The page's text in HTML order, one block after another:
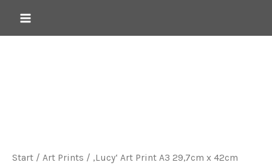
Start / Art Prints / ‚Lucy‘ Art Print A3 29,7cm x 42cm